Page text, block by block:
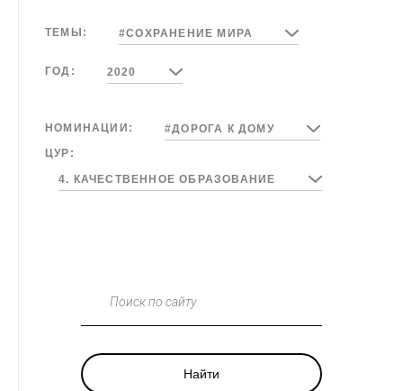
ТЕМЫ: #СОХРАНЕНИЕ МИРА
ГОД: 2020
НОМИНАЦИИ:
#ДОРОГА К ДОМУ
ЦУР:
4. КАЧЕСТВЕННОЕ ОБРАЗОВАНИЕ
Поиск по сайту
Найти